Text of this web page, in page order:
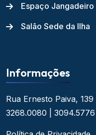
Espaço Jangadeiro
Salão Sede da Ilha
Informações
Rua Ernesto Paiva, 139
3268.0080 | 3094.5776